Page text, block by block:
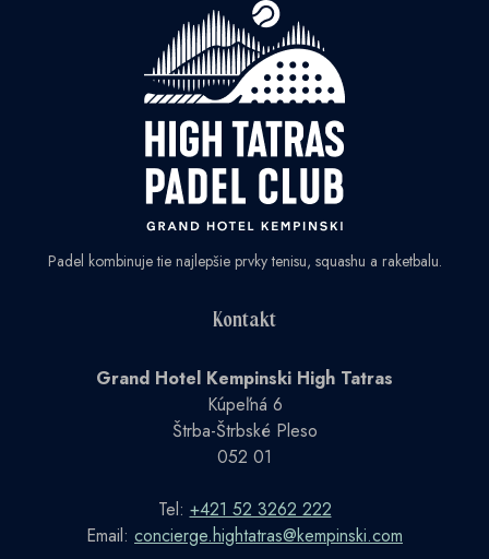
Padel kombinuje tie najlepšie prvky tenisu, squashu a raketbalu.
Kontakt
Grand Hotel Kempinski High Tatras
Kúpeľná 6
Štrba-Štrbské Pleso
052 01
Tel: +421 52 3262 222
Email: concierge.hightatras@kempinski.com